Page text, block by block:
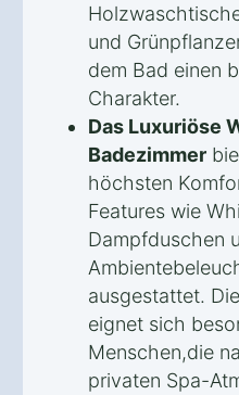
und
dem Bad einen
Charakter.
Das Luxuriöse
Badezimmer
höchsten
Features wie
Dampfduschen
ausgestattet.
eignet sich
Menschen,die
privaten Spa-